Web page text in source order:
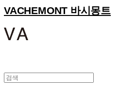
VACHEMONT 바시몽트